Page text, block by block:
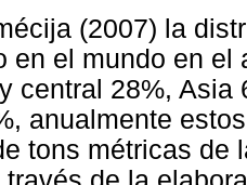
(2007) la
en el mundo en el
central 28%,
anualmente
tons métricas de